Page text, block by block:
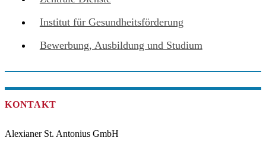
Institut für Gesundheitsförderung
Bewerbung, Ausbildung und Studium
KONTAKT
Alexianer St. Antonius GmbH